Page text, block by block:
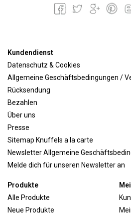
Kundendienst
Datenschutz & Cookies
Allgemeine Geschäftsbedingungen /
Rücksendung
Bezahlen
Über uns
Presse
Sitemap Knuffels a la carte
Newsletter Allgemeine
Melde dich für unseren Newsletter an
Produkte
Alle Produkte
Neue Produkte